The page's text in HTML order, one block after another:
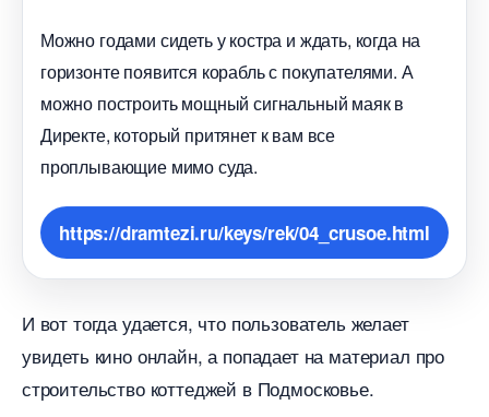
Можно годами сидеть у костра и ждать, когда на
оризонте появится корабль с покупателями. А
можно построить мощный сигнальный маяк
Директе, который притянет к вам все
проплывающие мимо суда.
https://dramtezi.ru/keys/rek/04_crusoe.html
И вот тогда удается, что пользователь желает
увидеть кино онлайн, а попадает на материал про
строительство коттеджей в Подмосковье.